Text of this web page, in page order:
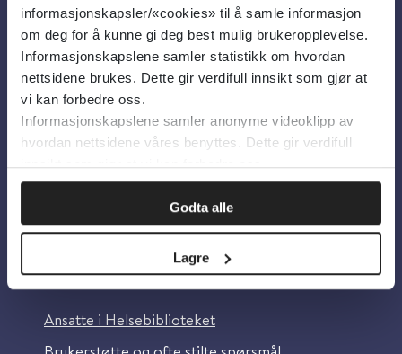
informasjonskapsler/«cookies» til å samle informasjon
om deg for å kunne gi deg best mulig brukeropplevelse.
Informasjonskapslene samler statistikk om hvordan
nettsidene brukes. Dette gir verdifull innsikt som gjør at
vi kan forbedre oss.
Informasjonskapslene samler anonyme videoklipp av
hvordan nettsidene våres benyttes. Dette gir verdifull
innsikt som gjør at vi kan forbedre oss.
Godta alle
Lagre
Om oss
Om Helsebiblioteket
Personvern og informasjonskapsler
Tilgjengelighetserklæring
Information in English
Ansatte i Helsebiblioteket